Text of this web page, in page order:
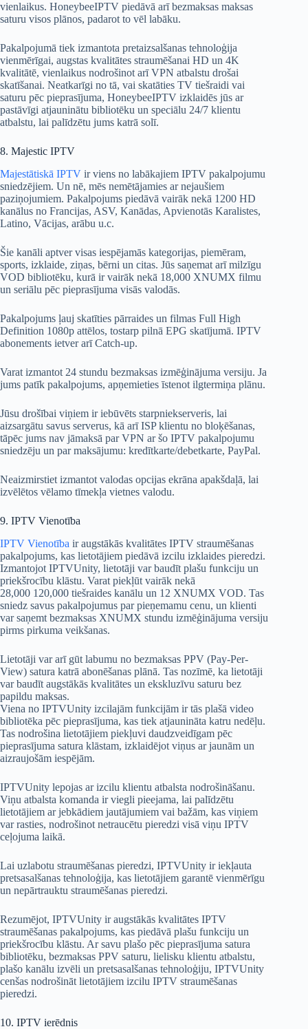
vienlaikus. HoneybeeIPTV piedāvā arī bezmaksas maksas
saturu visos plānos, padarot to vēl labāku.
Pakalpojumā tiek izmantota pretaizsalšanas tehnoloģija
vienmērīgai, augstas kvalitātes straumēšanai HD un 4K
kvalitātē, vienlaikus nodrošinot arī VPN atbalstu drošai
skatīšanai. Neatkarīgi no tā, vai skatāties TV tiešraidi vai
saturu pēc pieprasījuma, HoneybeeIPTV izklaidēs jūs ar
pastāvīgi atjauninātu bibliotēku un speciālu 24/7 klientu
atbalstu, lai palīdzētu jums katrā solī.
8. Majestic IPTV
Majestātiskā IPTV ir viens no labākajiem IPTV pakalpojumu
sniedzējiem. Un nē, mēs nemētājamies ar nejaušiem
paziņojumiem. Pakalpojums piedāvā vairāk nekā 1200 HD
kanālus no Francijas, ASV, Kanādas, Apvienotās Karalistes,
Latino, Vācijas, arābu u.c.
Šie kanāli aptver visas iespējamās kategorijas, piemēram,
sports, izklaide, ziņas, bērni un citas. Jūs saņemat arī milzīgu
VOD bibliotēku, kurā ir vairāk nekā 18,000 XNUMX filmu
un seriālu pēc pieprasījuma visās valodās.
Pakalpojums ļauj skatīties pārraides un filmas Full High
Definition 1080p attēlos, tostarp pilnā EPG skatījumā. IPTV
abonements ietver arī Catch-up.
Varat izmantot 24 stundu bezmaksas izmēģinājuma versiju. Ja
jums patīk pakalpojums, apņemieties īstenot ilgtermiņa plānu.
Jūsu drošībai viņiem ir iebūvēts starpniekserveris, lai
aizsargātu savus serverus, kā arī ISP klientu no bloķēšanas,
tāpēc jums nav jāmaksā par VPN ar šo IPTV pakalpojumu
sniedzēju un par maksājumu: kredītkarte/debetkarte, PayPal.
Neaizmirstiet izmantot valodas opcijas ekrāna apakšdaļā, lai
izvēlētos vēlamo tīmekļa vietnes valodu.
9. IPTV Vienotība
IPTV Vienotība ir augstākās kvalitātes IPTV straumēšanas
pakalpojums, kas lietotājiem piedāvā izcilu izklaides pieredzi.
Izmantojot IPTVUnity, lietotāji var baudīt plašu funkciju un
priekšrocību klāstu. Varat piekļūt vairāk nekā
28,000 120,000 tiešraides kanālu un 12 XNUMX VOD. Tas
sniedz savus pakalpojumus par pieņemamu cenu, un klienti
var saņemt bezmaksas XNUMX stundu izmēģinājuma versiju
pirms pirkuma veikšanas.
Lietotāji var arī gūt labumu no bezmaksas PPV (Pay-Per-
View) satura katrā abonēšanas plānā. Tas nozīmē, ka lietotāji
var baudīt augstākās kvalitātes un ekskluzīvu saturu bez
papildu maksas.
Viena no IPTVUnity izcilajām funkcijām ir tās plašā video
bibliotēka pēc pieprasījuma, kas tiek atjaunināta katru nedēļu.
Tas nodrošina lietotājiem piekļuvi daudzveidīgam pēc
pieprasījuma satura klāstam, izklaidējot viņus ar jaunām un
aizraujošām iespējām.
IPTVUnity lepojas ar izcilu klientu atbalsta nodrošināšanu.
Viņu atbalsta komanda ir viegli pieejama, lai palīdzētu
lietotājiem ar jebkādiem jautājumiem vai bažām, kas viņiem
var rasties, nodrošinot netraucētu pieredzi visā viņu IPTV
ceļojuma laikā.
Lai uzlabotu straumēšanas pieredzi, IPTVUnity ir iekļauta
pretsasalšanas tehnoloģija, kas lietotājiem garantē vienmērīgu
un nepārtrauktu straumēšanas pieredzi.
Rezumējot, IPTVUnity ir augstākās kvalitātes IPTV
straumēšanas pakalpojums, kas piedāvā plašu funkciju un
priekšrocību klāstu. Ar savu plašo pēc pieprasījuma satura
bibliotēku, bezmaksas PPV saturu, lielisku klientu atbalstu,
plašo kanālu izvēli un pretsasalšanas tehnoloģiju, IPTVUnity
cenšas nodrošināt lietotājiem izcilu IPTV straumēšanas
pieredzi.
10. IPTV ierēdnis